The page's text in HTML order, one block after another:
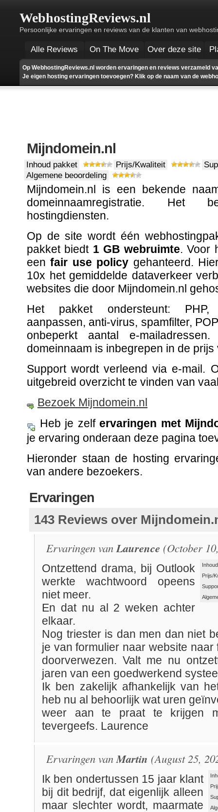
WebhostingReviews.nl
Persoonlijke ervaringen en reviews van de klanten van
Alle Reviews On The Move Over deze site
Op WebhostingReviews.nl worden ervaringen en reviews verzameld
Je eigen hosting ervaringen toevoegen? Klik op de naam van de
Mijndomein.nl
Inhoud pakket Prijs/Kwaliteit
Algemene beoordeling
Mijndomein.nl is een bekende
domeinnaamregistratie.
hostingdiensten.
Op de site wordt één
pakket biedt 1 GB webruimte. Voor
eenfair use policy gehanteerd.
10x het gemiddelde dataverkeer
websites die door Mijndomein.nl
Het pakket ondersteunt: PHP,
aanpassen, anti-virus, spamfilter,
onbeperkt aantal e-
domeinnaam is inbegrepen in de prijs
Support wordt verleend via e-mail.
uitgebreid overzicht te vinden van
Bezoek Mijndomein.nl
Heb je zelf ervaringen met
je ervaring onderaan deze pagina
Hieronder staan de hosting
van andere bezoekers.
Ervaringen
143 Reviews over
Ervaringen vanLaurence (October
Prijs/
Ontzettend drama, bij Outlook
werkte wachtwoord opeens
niet meer.
En dat nu al 2 weken achter
elkaar.
Nog triester is dan men dan niet
je van formulier naar website naar
doorverwezen. Valt me nu
jaren van een goedwerkend
Ik ben zakelijk afhankelijk van
heb nu al behoorlijk wat uren
weer aan te praat te krijgen
tevergeefs. Laurence
Ervaringen vanMartin (August 25,
Ik ben ondertussen 15 jaar klant
bij dit bedrijf, dat eigenlijk alleen
maar slechter wordt, maarmate